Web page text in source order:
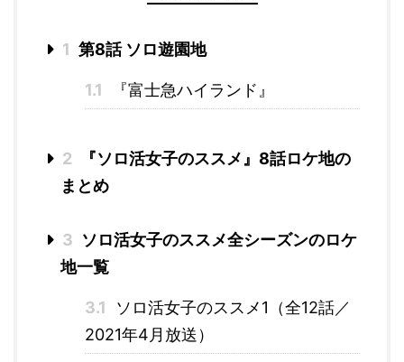
1 第8話 ソロ遊園地
1.1 『富士急ハイランド』
2
『ソロ活女子のススメ』8話ロケ地の
まとめ
3 ソロ活女子のススメ全シーズンのロケ
地一覧
3.1
ソロ活女子のススメ1（全12話／
2021年4月放送）